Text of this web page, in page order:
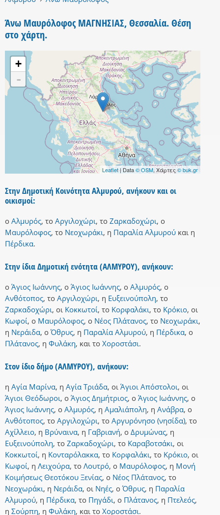
Άνω Μαυρόλοφος ΜΑΓΝΗΣΙΑΣ, Θεσσαλία. Θέση
στο χάρτη.
+
-
Leaflet| Data© OSM, Χάρτες© buk.gr
Στην Δημοτική Κοινότητα Αλμυρού, ανήκουν και οι
οικισμοί:
ο Αλμυρός, το Αργιλοχώρι, το Ζαρκαδοχώρι, ο
Μαυρόλοφος, το Νεοχωράκι, η Παραλία Αλμυρού και η
Πέρδικα.
Στην ίδια Δημοτική ενότητα (ΑΛΜΥΡΟΥ), ανήκουν:
ο Άγιος Ιωάννης, ο Άγιος Ιωάννης, ο Αλμυρός, ο
Ανθότοπος, το Αργιλοχώρι, η Ευξεινούπολη, το
Ζαρκαδοχώρι, οι Κοκκωτοί, το Κορφαλάκι, το Κρόκιο, οι
Κωφοί, ο Μαυρόλοφος, ο Νέος Πλάτανος, το Νεοχωράκι,
η Νεράιδα, ο Όθρυς, η Παραλία Αλμυρού, η Πέρδικα, ο
Πλάτανος, η Φυλάκη, και το Χοροστάσι.
Στον ίδιο δήμο (ΑΛΜΥΡΟΥ), ανήκουν:
η Αγία Μαρίνα, η Αγία Τριάδα, οι Άγιοι Απόστολοι, οι
Άγιοι Θεόδωροι, ο Άγιος Δημήτριος, ο Άγιος Ιωάννης, ο
Άγιος Ιωάννης, ο Αλμυρός, η Αμαλιάπολη, η Ανάβρα, ο
Ανθότοπος, το Αργιλοχώρι, το Αργυρόνησο (νησίδα), το
Αχίλλειο, η Βρύναινα, η Γαβριανή, ο Δρυμώνας, η
Ευξεινούπολη, το Ζαρκαδοχώρι, το Καραβοτσάκι, οι
Κοκκωτοί, η Κονταρόλακκα, το Κορφαλάκι, το Κρόκιο, οι
Κωφοί, η Λειχούρα, το Λουτρό, ο Μαυρόλοφος, η Μονή
Κοιμήσεως Θεοτόκου Ξενίας, ο Νέος Πλάτανος, το
Νεοχωράκι, η Νεράιδα, οι Νηές, ο Όθρυς, η Παραλία
Αλμυρού, η Πέρδικα, το Πηγάδι, ο Πλάτανος, η Πτελεός,
η Σούρπη, η Φυλάκη, και το Χοροστάσι.